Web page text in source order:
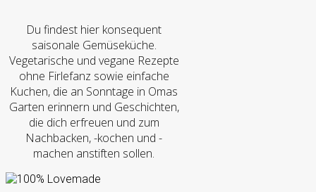
Du findest hier konsequent
saisonale Gemüseküche.
Vegetarische und vegane Rezepte
ohne Firlefanz sowie einfache
Kuchen, die an Sonntage in Omas
Garten erinnern und Geschichten,
die dich erfreuen und zum
Nachbacken, -kochen und -
machen anstiften sollen.